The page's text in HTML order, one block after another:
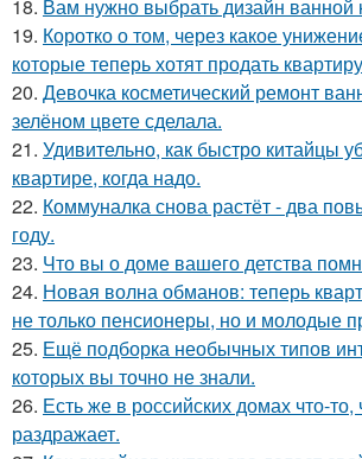
18. Вам нужно выбрать дизайн ванной
19. Коротко о том, через какое
которые теперь хотят продать
20. Девочка косметический ремонт
зелёном цвете сделала.
21. Удивительно, как быстро китайцы
квартире, когда надо.
22. Коммуналка снова растёт - два
году.
23. Что вы о доме вашего детства
24. Новая волна обманов: теперь
не только пенсионеры, но и молодые
25. Ещё подборка необычных типов
которых вы точно не знали.
26. Есть же в российских домах что-то,
раздражает.